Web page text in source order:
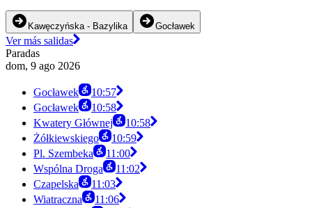
Kawęczyńska - Bazylika Gocławek
Ver más salidas
Paradas
dom, 9 ago 2026
Gocławek
10:57
Gocławek
10:58
Kwatery Głównej
10:58
Żółkiewskiego
10:59
Pl. Szembeka
11:00
Wspólna Droga
11:02
Czapelska
11:03
Wiatraczna
11:06